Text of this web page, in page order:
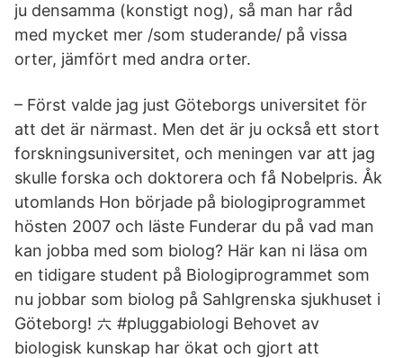
ju densamma (konstigt nog), så man har råd
med mycket mer /som studerande/ på vissa
orter, jämfört med andra orter.
– Först valde jag just Göteborgs universitet för
att det är närmast. Men det är ju också ett stort
forskningsuniversitet, och meningen var att jag
skulle forska och doktorera och få Nobelpris. Åk
utomlands Hon började på biologiprogrammet
hösten 2007 och läste Funderar du på vad man
kan jobba med som biolog? Här kan ni läsa om
en tidigare student på Biologiprogrammet som
nu jobbar som biolog på Sahlgrenska sjukhuset i
Göteborg! 六‍ #pluggabiologi Behovet av
biologisk kunskap har ökat och gjort att